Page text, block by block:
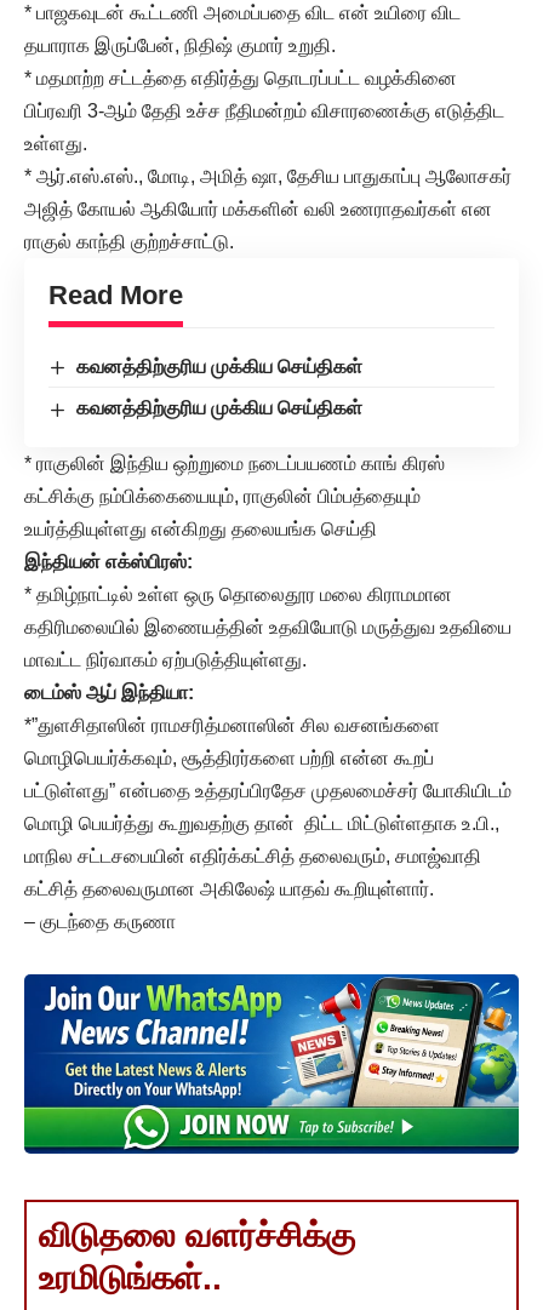
* பாஜகவுடன் கூட்டணி அமைப்பதை விட என் உயிரை விட
தயாராக இருப்பேன், நிதிஷ் குமார் உறுதி.
* மதமாற்ற சட்டத்தை எதிர்த்து தொடரப்பட்ட வழக்கினை
பிப்ரவரி 3-ஆம் தேதி உச்ச நீதிமன்றம் விசாரணைக்கு எடுத்திட
உள்ளது.
* ஆர்.எஸ்.எஸ்., மோடி, அமித் ஷா, தேசிய பாதுகாப்பு ஆலோசகர்
அஜித் கோயல் ஆகியோர் மக்களின் வலி உணராதவர்கள் என
ராகுல் காந்தி குற்றச்சாட்டு.
Read More
கவனத்திற்குரிய முக்கிய செய்திகள்
கவனத்திற்குரிய முக்கிய செய்திகள்
* ராகுலின் இந்திய ஒற்றுமை நடைப்பயணம் காங் கிரஸ்
கட்சிக்கு நம்பிக்கையையும், ராகுலின் பிம்பத்தையும்
உயர்த்தியுள்ளது என்கிறது தலையங்க செய்தி
இந்தியன் எக்ஸ்பிரஸ்:
* தமிழ்நாட்டில் உள்ள ஒரு தொலைதூர மலை கிராமமான
கதிரிமலையில் இணையத்தின் உதவியோடு மருத்துவ உதவியை
மாவட்ட நிர்வாகம் ஏற்படுத்தியுள்ளது.
டைம்ஸ் ஆப் இந்தியா:
*”துளசிதாஸின் ராமசரித்மனாஸின் சில வசனங்களை
மொழிபெயர்க்கவும், சூத்திரர்களை பற்றி என்ன கூறப்
பட்டுள்ளது” என்பதை உத்தரப்பிரதேச முதலமைச்சர் யோகியிடம்
மொழி பெயர்த்து கூறுவதற்கு தான் திட்ட மிட்டுள்ளதாக உ.பி.,
மாநில சட்டசபையின் எதிர்க்கட்சித் தலைவரும், சமாஜ்வாதி
கட்சித் தலைவருமான அகிலேஷ் யாதவ் கூறியுள்ளார்.
– குடந்தை கருணா
விடுதலை வளர்ச்சிக்கு
உரமிடுங்கள்..